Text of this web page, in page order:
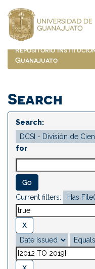
navigation
Repositorio
Guanajuato
Search
Search:
for
Current filters: